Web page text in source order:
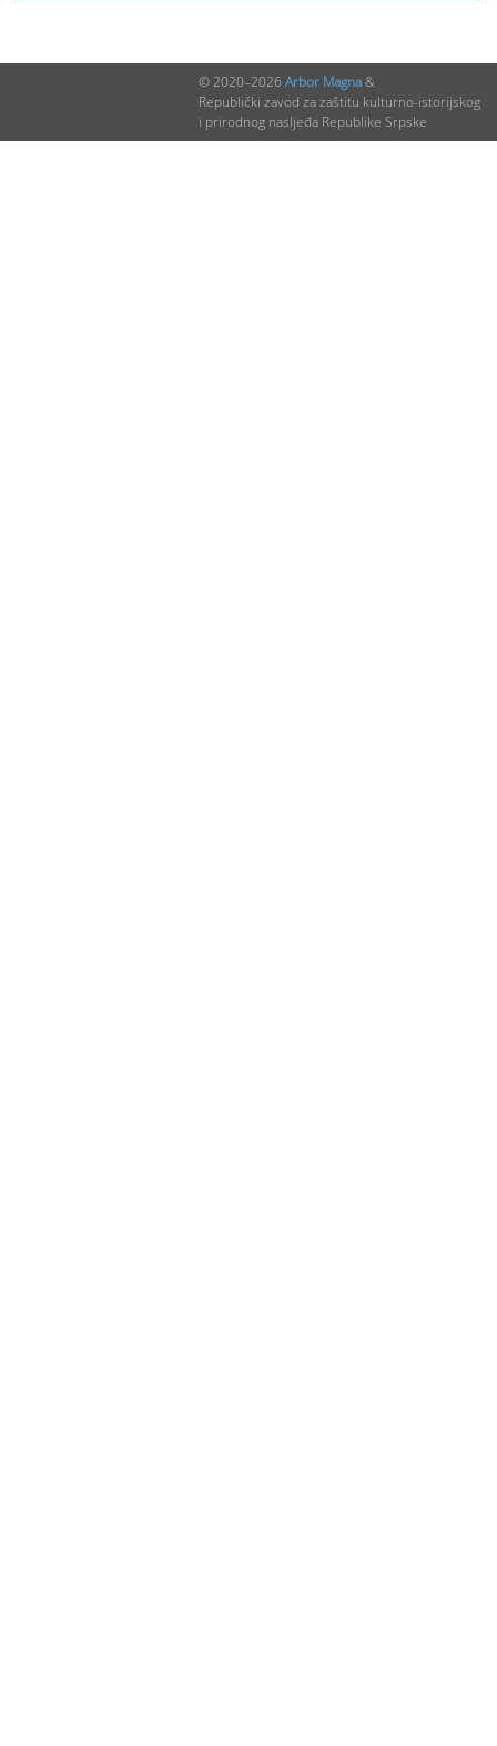
© 2020–2026 Arbor Magna&
Republički zavod za zaštitu kulturno-istorijskog
i prirodnog nasljeđa Republike Srpske